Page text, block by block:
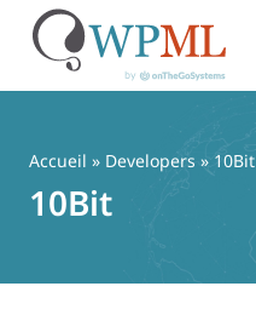
contenu
Accueil » Developers » 10Bit
10Bit